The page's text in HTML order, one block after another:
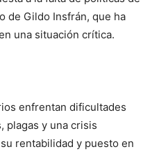
de Gildo Insfrán, que ha
una situación crítica.
enfrentan dificultades
plagas y una crisis
rentabilidad y puesto en